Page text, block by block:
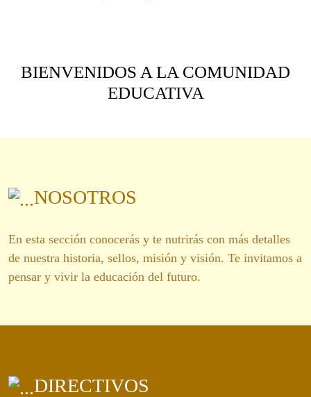
BIENVENIDOS A LA COMUNIDAD
EDUCATIVA
NOSOTROS
En esta sección conocerás y te nutrirás con más detalles
de nuestra historia, sellos, misión y visión. Te invitamos a
pensar y vivir la educación del futuro.
DIRECTIVOS